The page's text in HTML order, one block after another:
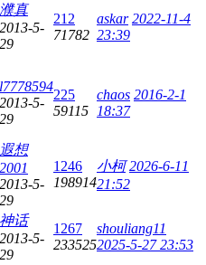
濮真
2013-5-
29
212
71782
askar 2022-11-4
23:39
l7778594
2013-5-
29
225
59115
chaos 2016-2-1
18:37
遐想
2001
2013-5-
29
1246
198914
小柯 2026-6-11
21:52
神话
2013-5-
29
1267
233525
shouliang11
2025-5-27 23:53